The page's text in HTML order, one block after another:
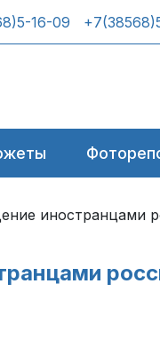
16-09
иностранцами